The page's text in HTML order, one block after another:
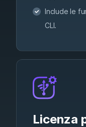
Include le
CLI.
Licenza